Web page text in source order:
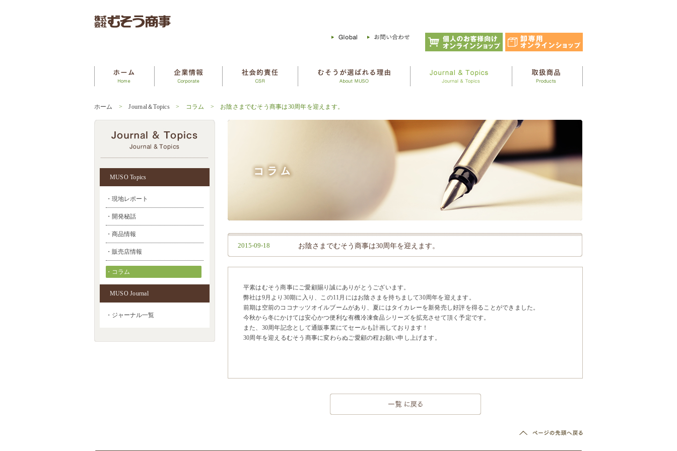
ホーム >Journal＆Topics> コラム > お陰さまでむそう商事は30周年を迎えます。
MUSO Topics
・現地レポート
・開発秘話
・商品情報
・販売店情報
・コラム
MUSO Journal
・ジャーナル一覧
2015-09-18 お陰さまでむそう商事は30周年を迎えます。
平素はむそう商事にご愛顧賜り誠にありがとうございます。
弊社は9月より30期に入り、この11月にはお陰さまを持ちまして30周年を迎えます。
前期は空前のココナッツオイルブームがあり、夏にはタイカレーを新発売し好評を得ることができました。
今秋から冬にかけては安心かつ便利な有機冷凍食品シリーズを拡充させて頂く予定です。
また、30周年記念として通販事業にてセールも計画しております！
30周年を迎えるむそう商事に変わらぬご愛顧の程お願い申し上げます。